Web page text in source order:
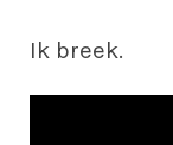
Ik breek.